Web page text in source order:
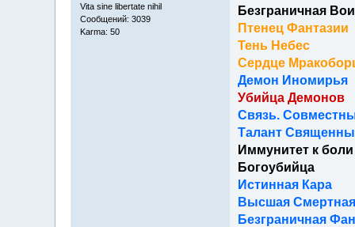
Vita sine libertate nihil
Сообщений: 3039
Karma: 50
Безграничная
Птенец Фантазии
Тень Небес
Сердце
Демон Иномирья
Убийца Демонов
Связь.
Талант
Иммунитет к боли
Богоубийца
Истинная Кара
Высшая Смертная
Безграничная